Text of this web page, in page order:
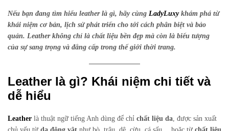
Nếu bạn đang tìm hiểu leather là gì, hãy cùng LadyLuxy khám phá từ
khái niệm cơ bản, lịch sử phát triển cho tới cách phân biệt và bảo
quản. Leatherkhông chỉ là chất liệu bền đẹp mà còn là biểu tượng
của sự sang trọng và đẳng cấp trong thế giới thời trang.
Leather là gì? Khái niệm chi tiết và
dễ hiểu
Leather là thuật ngữ tiếng Anh dùng để chỉ chất liệu da , được sản xuất